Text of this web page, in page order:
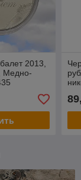
2013,
Медно-